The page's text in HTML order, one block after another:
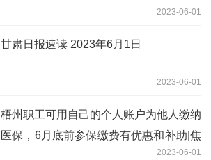
2023-06-01
甘肃日报速读 2023年6月1日
2023-06-01
梧州职工可用自己的个人账户为他人缴纳
医保，6月底前参保缴费有优惠和补助|焦
2023-06-01